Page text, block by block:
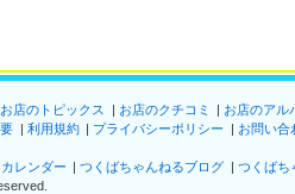
お店のトピックス お店のクチコミ お店のアル
利用規約 プライバシーポリシー お問い合
レンダー つくばちゃんねるブログ
つくばち